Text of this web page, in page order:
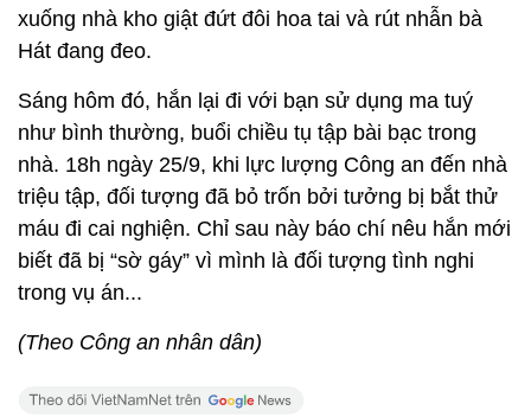
xuống nhà kho giật đứt đôi hoa tai và rút nhẫn bà
Hát đang đeo.
Sáng hôm đó, hắn lại đi với bạn sử dụng ma tuý
như bình thường, buổi chiều tụ tập bài bạc trong
nhà. 18h ngày 25/9, khi lực lượng Công an đến nhà
triệu tập, đối tượng đã bỏ trốn bởi tưởng bị bắt thử
máu đi cai nghiện. Chỉ sau này báo chí nêu hắn mới
biết đã bị “sờ gáy” vì mình là đối tượng tình nghi
trong vụ án...
(Theo Công an nhân dân)